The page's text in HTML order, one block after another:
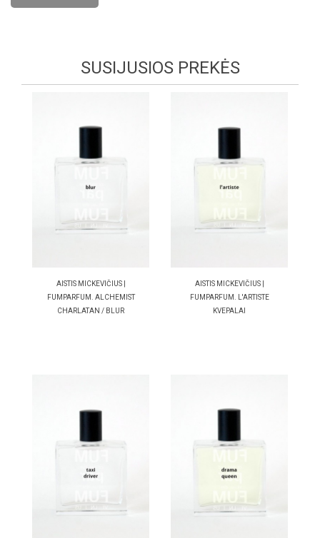
SUSIJUSIOS PREKĖS
AISTIS MICKEVIČIUS |
FUMPARFUM. ALCHEMIST
CHARLATAN / BLUR
AISTIS MICKEVIČIUS |
FUMPARFUM. L'ARTISTE
KVEPALAI